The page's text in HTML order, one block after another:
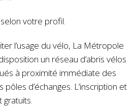
votre profil.
l’usage du vélo, La Métropole
un réseau d’abris vélos
à proximité immédiate des
d’échanges. L’inscription et